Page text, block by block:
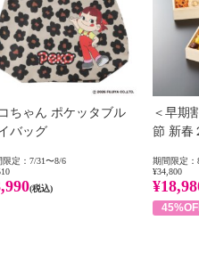
ちゃん ポケッタブル
バッグ
限定：7/31〜8/6
(税込)
＜早期
節 新春
期間限定：
¥34,800